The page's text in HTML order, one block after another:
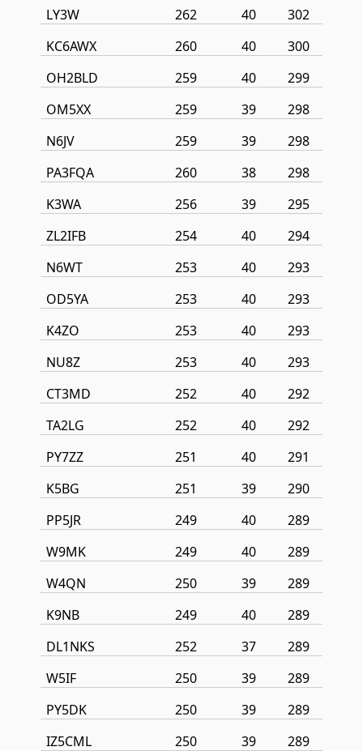
LY3W
262 40
302
KC6AWX
260 40
300
OH2BLD
259 40
299
OM5XX
259 39
298
N6JV
259 39
298
PA3FQA
260 38
298
K3WA
256 39
295
ZL2IFB
254 40
294
N6WT
253 40
293
OD5YA
253 40
293
K4ZO
253 40
293
NU8Z
253 40
293
CT3MD
252 40
292
TA2LG
252 40
292
PY7ZZ
251 40
291
K5BG
251 39
290
PP5JR
249 40
289
W9MK
249 40
289
W4QN
250 39
289
K9NB
249 40
289
DL1NKS
252 37
289
W5IF
250 39
289
PY5DK
250 39
289
IZ5CML
250 39
289